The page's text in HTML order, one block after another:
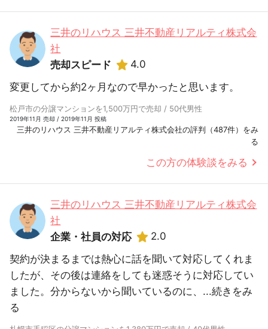
三井のリハウス 三井不動産リアルティ株式会
社
売却スピード
4.0
変更してから約2ヶ月なので早かったと思います。
松戸市の分譲マンションを1,500万円で売却 / 50代男性
2019年11月 売却 / 2019年11月 投稿
三井のリハウス 三井不動産リアルティ株式会社の評判（487件）をみ
る
この方の体験談をみる
三井のリハウス 三井不動産リアルティ株式会
社
企業・社員の対応
2.0
契約が決まるまでは熱心に話を聞いて対応してくれま
したが、その後は連絡をしても迷惑そうに対応してい
ました。分からないから聞いているのに、...続きをみ
る